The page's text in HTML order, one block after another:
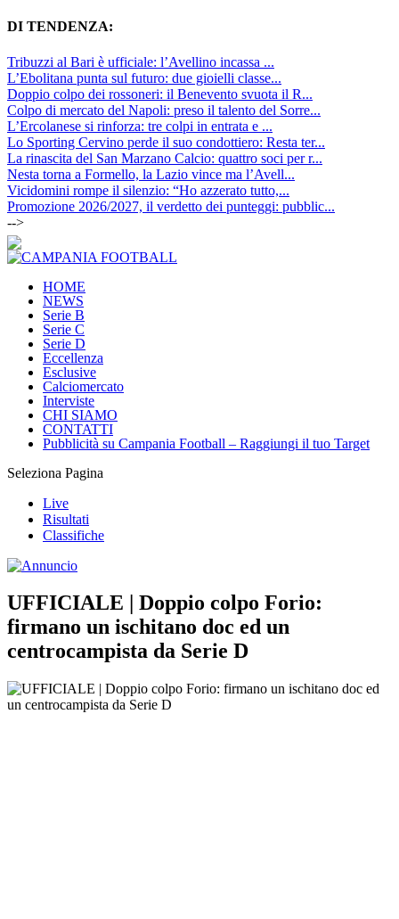
DI TENDENZA:
Tribuzzi al Bari è ufficiale: l’Avellino incassa ...
L’Ebolitana punta sul futuro: due gioielli classe...
Doppio colpo dei rossoneri: il Benevento svuota il R...
Colpo di mercato del Napoli: preso il talento del Sorre...
L’Ercolanese si rinforza: tre colpi in entrata e ...
Lo Sporting Cervino perde il suo condottiero: Resta ter...
La rinascita del San Marzano Calcio: quattro soci per r...
Nesta torna a Formello, la Lazio vince ma l’Avell...
Vicidomini rompe il silenzio: “Ho azzerato tutto,...
Promozione 2026/2027, il verdetto dei punteggi: pubblic...
-->
HOME
NEWS
Serie B
Serie C
Serie D
Eccellenza
Esclusive
Calciomercato
Interviste
CHI SIAMO
CONTATTI
Pubblicità su Campania Football – Raggiungi il tuo Target
Seleziona Pagina
Live
Risultati
Classifiche
UFFICIALE | Doppio colpo Forio:
firmano un ischitano doc ed un
centrocampista da Serie D